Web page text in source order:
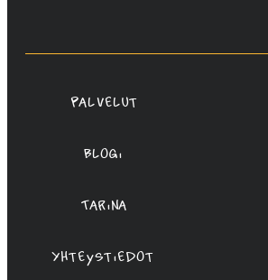
Oy
Palvelut
Blogi
Tarina
Yhteystiedot